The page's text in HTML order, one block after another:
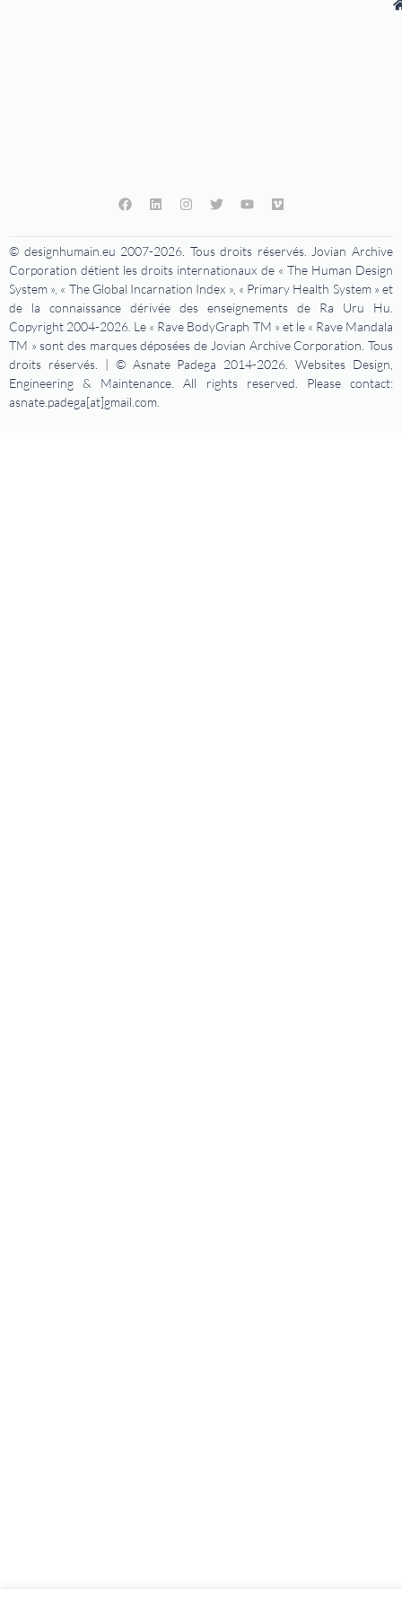
© designhumain.eu 2007-2026. Tous droits réservés. Jovian Archive
Corporation détient les droits internationaux de « The Human Design
System », « The Global Incarnation Index », « Primary Health System » et
de la connaissance dérivée des enseignements de Ra Uru Hu.
Copyright 2004-2026. Le « Rave BodyGraph TM » et le « Rave Mandala
TM » sont des marques déposées de Jovian Archive Corporation. Tous
droits réservés. | © Asnate Padega 2014-2026. Websites Design,
Engineering & Maintenance. All rights reserved. Please contact:
asnate.padega[at]gmail.com.